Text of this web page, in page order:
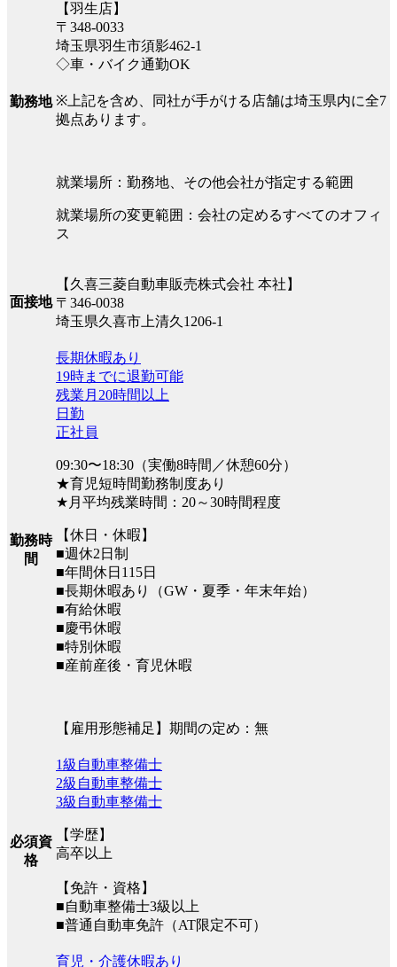
勤務地
【羽生店】
〒348-0033
埼玉県羽生市須影462-1
◇車・バイク通勤OK
※上記を含め、同社が手がける店舗は埼玉県内に全7
拠点あります。
就業場所：勤務地、その他会社が指定する範囲
就業場所の変更範囲：会社の定めるすべてのオフィ
ス
面接地
【久喜三菱自動車販売株式会社 本社】
〒346-0038
埼玉県久喜市上清久1206-1
勤務時
間
長期休暇あり
19時までに退勤可能
残業月20時間以上
日勤
正社員
09:30〜18:30（実働8時間／休憩60分）
★育児短時間勤務制度あり
★月平均残業時間：20～30時間程度
【休日・休暇】
■週休2日制
■年間休日115日
■長期休暇あり（GW・夏季・年末年始）
■有給休暇
■慶弔休暇
■特別休暇
■産前産後・育児休暇
【雇用形態補足】期間の定め：無
必須資
格
1級自動車整備士
2級自動車整備士
3級自動車整備士
【学歴】
高卒以上
【免許・資格】
■自動車整備士3級以上
■普通自動車免許（AT限定不可）
育児・介護休暇あり